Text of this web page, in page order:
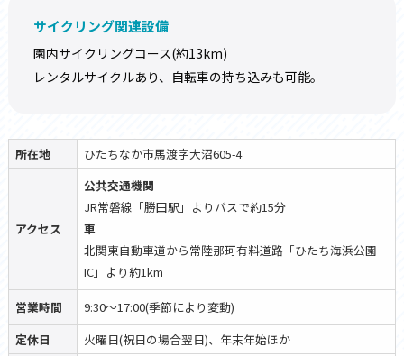
サイクリング関連設備
園内サイクリングコース(約13km)
レンタルサイクルあり、自転車の持ち込みも可能。
所在地 ひたちなか市馬渡字大沼605-4
アクセス
公共交通機関
JR常磐線「勝田駅」よりバスで約15分
車
北関東自動車道から常陸那珂有料道路「ひたち海浜公園
IC」より約1km
営業時間
9:30～17:00(季節により変動)
定休日
火曜日(祝日の場合翌日)、年末年始ほか